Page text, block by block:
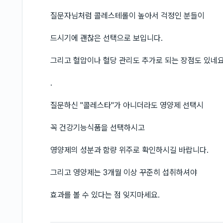
질문자님처럼 콜레스테롤이 높아서 걱정인 분들이
드시기에 괜찮은 선택으로 보입니다.
그리고 혈압이나 혈당 관리도 추가로 되는 장점도 있네
.
질문하신 "콜레스타"가 아니더라도 영양제 선택시
꼭 건강기능식품을 선택하시고
영양제의 성분과 함량 위주로 확인하시길 바랍니다.
그리고 영양제는 3개월 이상 꾸준히 섭취하셔야
효과를 볼 수 있다는 점 잊지마세요.